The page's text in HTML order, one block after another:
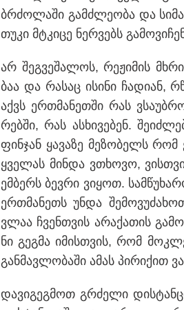
თბილისი - ანტალია
696.80 ლარიდან
საზოგადოება
ბრძო­ლა­ში გამ­ძლე­ო­ბა და
თუკი მტკი­ცე ნერ­ვებს
არ შეგ­ვე­შა­ლოს, რე­ჟი­მის
ბაა და რა­საც ისი­ნი ჩა­დი­ან,
აქვს ერ­თმა­ნეთ­ში რას
რებ­ში, რას ას­ხი­ვე­ბენ.
ფინ­ჯან ყა­ვა­ზე მე­ზო­ბელს რომ
ყვე­ლას მინ­და ვთხო­ვო,
ემ­ბერს ბევ­რი ვი­ყოთ.
ერ­თმა­ნეთს უნდა
ვლაა ჩვენ­თვის არა­ქა­თის
ნი გეგ­მა იმის­თვის, რომ
გან­მავ­ლო­ბა­ში ამას პი­რი­ქით
და­ვი­გეგ­მოთ გრძე­ლი